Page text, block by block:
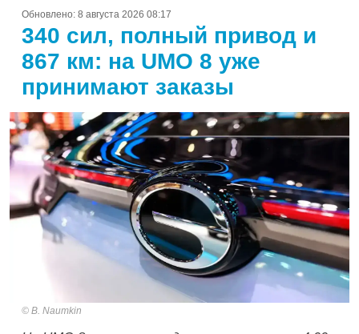
Обновлено: 8 августа 2026 08:17
340 сил, полный привод и
867 км: на UMO 8 уже
принимают заказы
B. Naumkin